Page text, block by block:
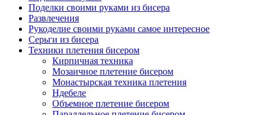
Поделки своими руками из бисера
Развлечения
Рукоделие своими руками самое интересное
Серьги из бисера
Техники плетения бисером
Кирпичная техника
Мозаичное плетение бисером
Монастырская техника плетения
Ндебеле
Объемное плетение бисером